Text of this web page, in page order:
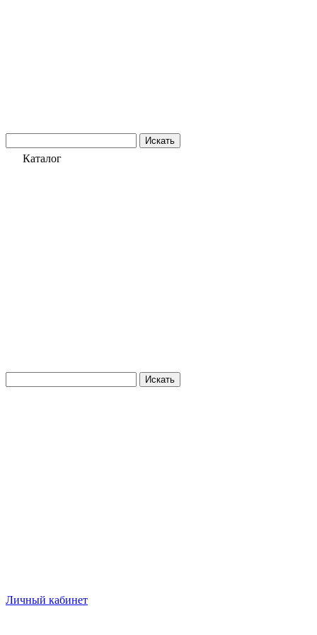
Искать
Каталог
Искать
Личный кабинет